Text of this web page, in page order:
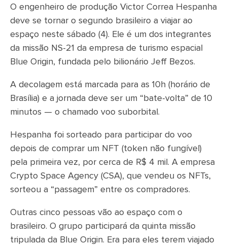
O engenheiro de produção Victor Correa Hespanha
deve se tornar o segundo brasileiro a viajar ao
espaço neste sábado (4). Ele é um dos integrantes
da missão NS-21 da empresa de turismo espacial
Blue Origin, fundada pelo bilionário Jeff Bezos.
A decolagem está marcada para as 10h (horário de
Brasília) e a jornada deve ser um “bate-volta” de 10
minutos — o chamado voo suborbital.
Hespanha foi sorteado para participar do voo
depois de comprar um NFT (token não fungível)
pela primeira vez, por cerca de R$ 4 mil. A empresa
Crypto Space Agency (CSA), que vendeu os NFTs,
sorteou a “passagem” entre os compradores.
Outras cinco pessoas vão ao espaço com o
brasileiro. O grupo participará da quinta missão
tripulada da Blue Origin. Era para eles terem viajado